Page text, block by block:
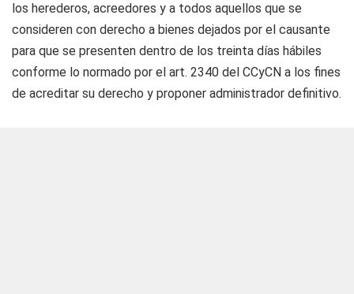
los herederos, acreedores y a todos aquellos que se
consideren con derecho a bienes dejados por el causante
para que se presenten dentro de los treinta días hábiles
conforme lo normado por el art. 2340 del CCyCN a los fines
de acreditar su derecho y proponer administrador definitivo.